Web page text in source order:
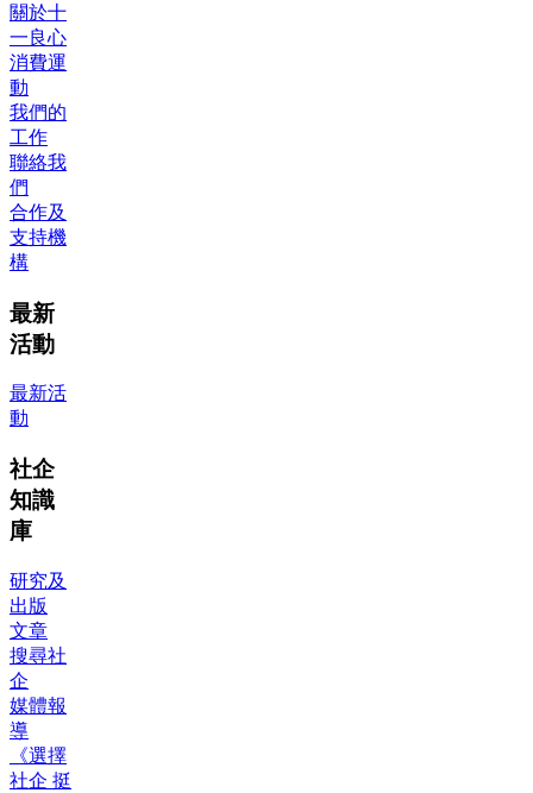
關於十
一良心
消費運
動
我們的
工作
聯絡我
們
合作及
支持機
構
最新
活動
最新活
動
社企
知識
庫
研究及
出版
文章
搜尋社
企
媒體報
導
《選擇
社企 挺